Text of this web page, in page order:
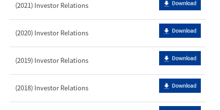
(2021) Investor Relations
(2020) Investor Relations
(2019) Investor Relations
(2018) Investor Relations